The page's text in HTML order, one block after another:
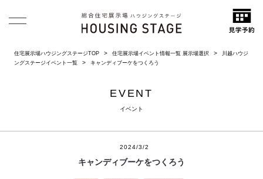
住宅展示場ハウジングステージTOP 住宅展示場イベント情報一覧 展示場選択
川越ハウジ
ングステージイベント一覧
キャンディブーケをつくろう
EVENT
イベント
2024/3/2
キャンディブーケをつくろう